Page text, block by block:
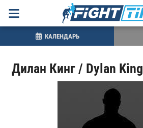
Дилан Кинг / Dylan King
КАЛЕНДАРЬ